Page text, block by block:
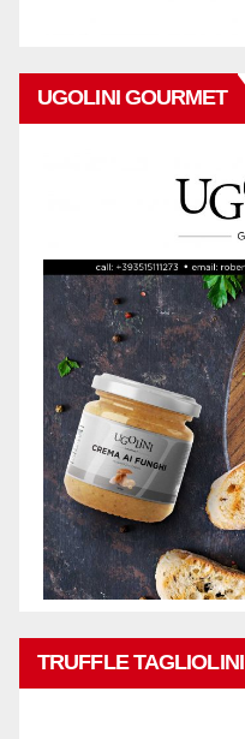
UGOLINI GOURMET
TRUFFLE TAGLIOLINI